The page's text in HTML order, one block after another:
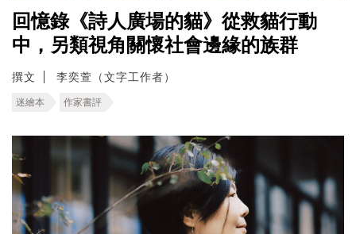
回憶錄《詩人廣場的貓》從救貓行動
中，另類視角關懷社會邊緣的族群
撰文 李奕萱（文字工作者）
迷繪本 作家書評